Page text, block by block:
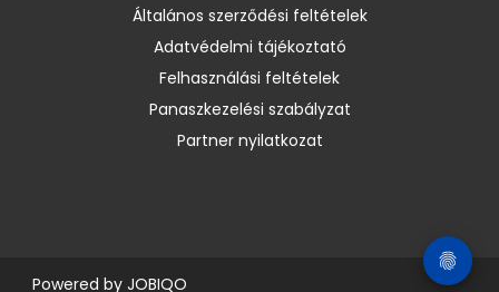
Általános szerződési feltételek
Adatvédelmi tájékoztató
Felhasználási feltételek
Panaszkezelési szabályzat
Partner nyilatkozat
Powered by JOBIQO